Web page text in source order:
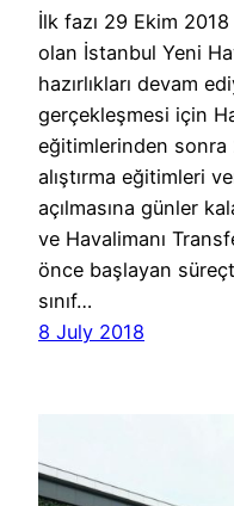
İlk fazı 29 Ekim
olan İstanbul Yeni
hazırlıkları devam
gerçekleşmesi için
eğitimlerinden
alıştırma eğitimleri
açılmasına günler
ve Havalimanı
önce başlayan
sınıf…
8 July 2018